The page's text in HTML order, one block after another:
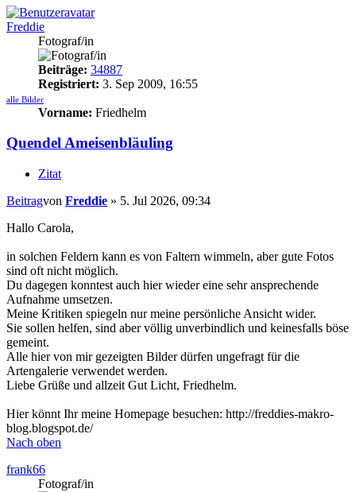
Freddie
Fotograf/in
Beiträge: 34887
Registriert: 3. Sep 2009, 16:55
alle Bilder
Vorname: Friedhelm
Quendel Ameisenbläuling
Zitat
Beitragvon Freddie » 5. Jul 2026, 09:34
Hallo Carola,
in solchen Feldern kann es von Faltern wimmeln, aber gute Fotos
sind oft nicht möglich.
Du dagegen konntest auch hier wieder eine sehr ansprechende
Aufnahme umsetzen.
Meine Kritiken spiegeln nur meine persönliche Ansicht wider.
Sie sollen helfen, sind aber völlig unverbindlich und keinesfalls böse
gemeint.
Alle hier von mir gezeigten Bilder dürfen ungefragt für die
Artengalerie verwendet werden.
Liebe Grüße und allzeit Gut Licht, Friedhelm.
Hier könnt Ihr meine Homepage besuchen: http://freddies-makro-
blog.blogspot.de/
Nach oben
frank66
Fotograf/in